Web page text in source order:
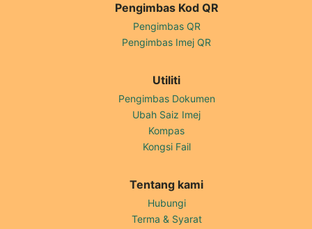
Pengimbas Kod QR
Pengimbas QR
Pengimbas Imej QR
Utiliti
Pengimbas Dokumen
Ubah Saiz Imej
Kompas
Kongsi Fail
Tentang kami
Hubungi
Terma & Syarat